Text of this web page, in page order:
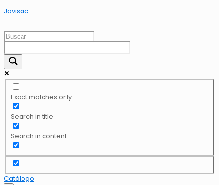
Javisac
Exact matches only
Search in title
Search in content
Catálogo